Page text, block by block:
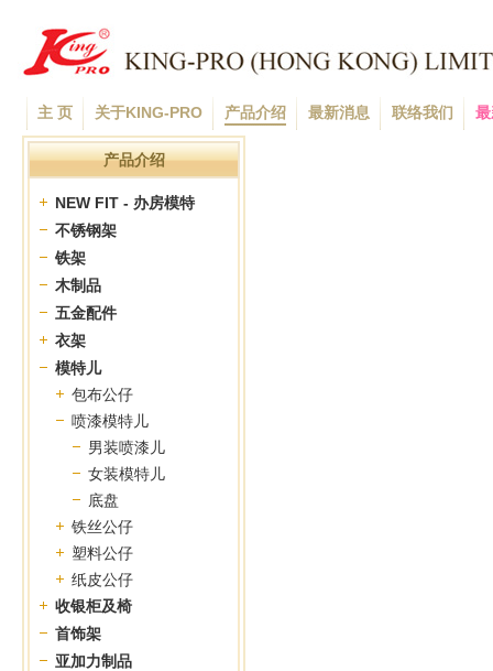
主 页 关于KING-PRO 产品介绍 最新消息 联络我们
产品介绍
NEW FIT - 办房模特
不锈钢架
铁架
木制品
五金配件
衣架
模特儿
包布公仔
喷漆模特儿
男装喷漆儿
女装模特儿
底盘
铁丝公仔
塑料公仔
纸皮公仔
收银柜及椅
首饰架
亚加力制品